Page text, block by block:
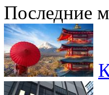
Последние